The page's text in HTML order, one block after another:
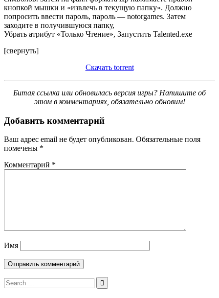
кнопкой мышки и «извлечь в текущую папку». Должно
попросить ввести пароль, пароль — notorgames. Затем
заходите в получившуюся папку,
Убрать атрибут «Только Чтение», Запустить Talented.exe
[свернуть]
Скачать torrent
Битая ссылка или обновилась версия игры? Напишите об
этом в комментариях, обязательно обновим!
Добавить комментарий
Ваш адрес email не будет опубликован. Обязательные поля
помечены *
Комментарий *
Имя
Search
for: